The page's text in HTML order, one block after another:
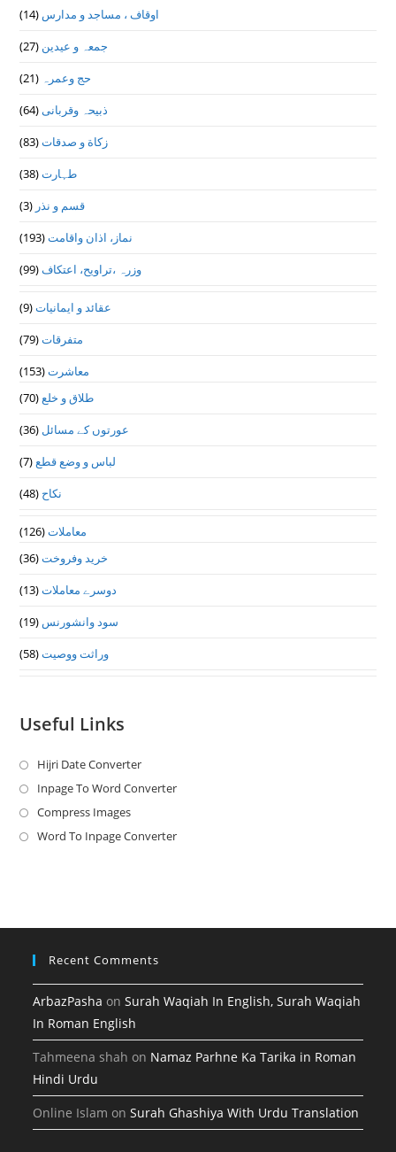
اوقاف ، مساجد و مدارس (14)
جمعہ و عیدین (27)
حج وعمرہ (21)
ذبیحہ وقربانی(64)
زکاة و صدقات(83)
طہارت(38)
قسم و نذر (3)
نماز، اذان واقامت(193)
وزرہ ،تراويح، اعتكاف(99)
عقائد و ایمانیات(9)
متفرقات(79)
معاشرت(153)
طلاق و خلع(70)
عورتوں کے مسائل (36)
لباس و وضع قطع(7)
نکاح (48)
معاملات(126)
خرید وفروخت(36)
دوسرے معاملات(13)
سود وانشورنس (19)
وراثت ووصيت(58)
Useful Links
Hijri Date ConverterOpens
in
new
Inpage To Word ConverterOpens
a
Compress ImagesOpens
in
Word To Inpage ConverterOpens
tab
Recent Comments
ArbazPasha onSurah Waqiah In English, Surah Waqiah
In Roman English
Tahmeena shah on Namaz Parhne Ka Tarika in Roman
Hindi Urdu
Online Islam onSurah Ghashiya With Urdu Translation